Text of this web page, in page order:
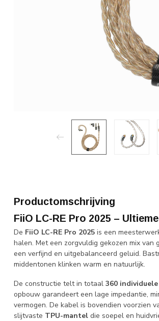
Productomschrijving
FiiO LC-RE Pro 2025 –
De FiiO LC-RE Pro 2025 is een
halen. Met een zorgvuldig gekozen mix van
een verfijnd en uitgebalanceerd geluid.
middentonen klinken warm en natuurlijk.
De constructie telt in totaal 360
opbouw garandeert een lage impedantie,
vermogen. De kabel is bovendien voorzien
slijtvaste TPU-mantel die soepel en